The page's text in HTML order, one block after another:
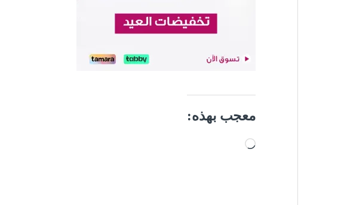
معجب بهذه:
جاري التحميل…